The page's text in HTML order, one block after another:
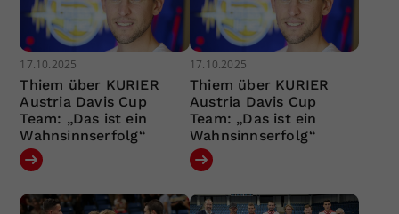
17.10.2025
Thiem über KURIER
Austria Davis Cup
Team: „Das ist ein
Wahnsinnserfolg“
17.10.2025
Thiem über KURIER
Austria Davis Cup
Team: „Das ist ein
Wahnsinnserfolg“